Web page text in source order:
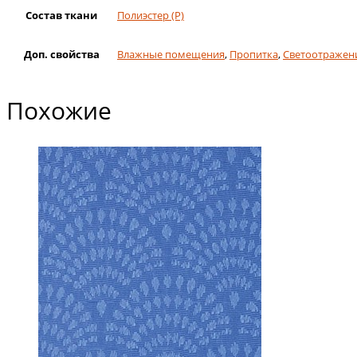
Состав ткани Полиэстер (Р)
Доп. свойства Влажные помещения, Пропитка,
Похожие